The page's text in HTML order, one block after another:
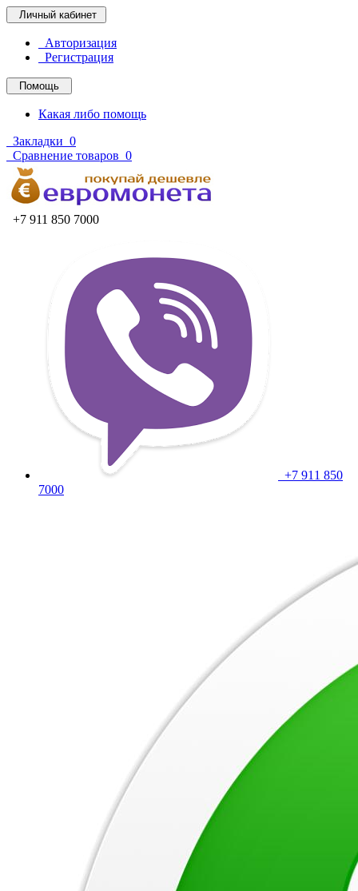
Личный кабинет
Авторизация
Регистрация
Помощь
Какая либо помощь
Закладки 0
Сравнение товаров 0
+7 911 850 7000
+7 911 850
7000